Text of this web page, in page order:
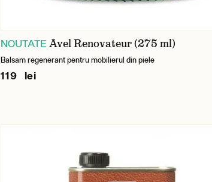
NOUTATEAvel Renovateur (275 ml)
Balsam regenerant pentru mobilierul din piele
119 lei